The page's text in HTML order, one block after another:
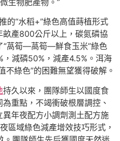
的“水稻+”綠色高值蒔植形式
產800公斤以上，碳氮磷協
“萵筍—萵筍—鮮食玉米”綠色
減磷50%，減產4.5%。洱海
不綠色”的困難無望獲得破解。
持久以來，團隊師生以國度食
重點，不竭衝破根層調控、
年夜配方小調劑測土配方施
區域綠色減產增效技巧形式，